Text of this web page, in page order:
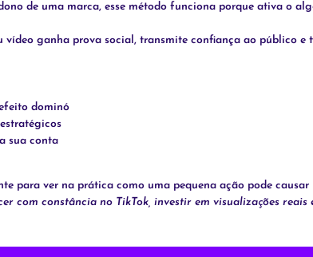
de uma marca, esse método funciona porque ativa o
ganha prova social, transmite confiança ao público e
dominó
sua conta
para ver na prática como uma pequena ação pode
com constância no TikTok, investir em visualizações